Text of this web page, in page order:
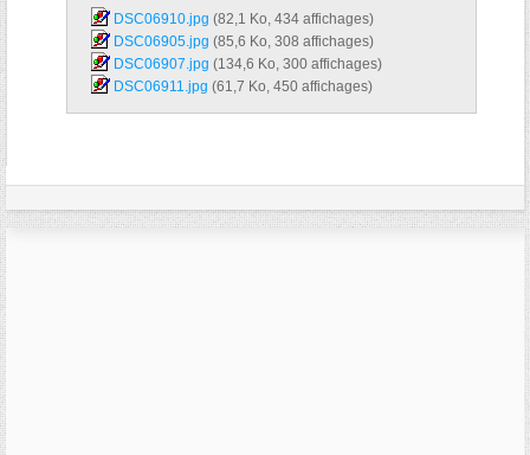
DSC06910.jpg‎ (82,1 Ko, 434 affichages)
DSC06905.jpg‎ (85,6 Ko, 308 affichages)
DSC06907.jpg‎ (134,6 Ko, 300 affichages)
DSC06911.jpg‎ (61,7 Ko, 450 affichages)